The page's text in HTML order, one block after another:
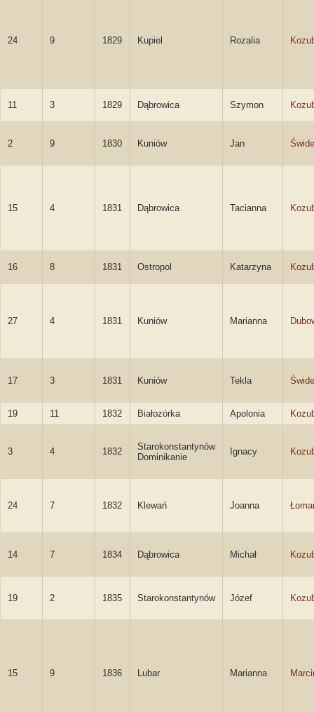
24 9 1829 Kupiel Rozalia
11 3 1829 Dąbrowica Szymon
2 9 1830 Kuniów Jan
15 4 1831 Dąbrowica Tacianna
16 8 1831 Ostropol Katarzyna
27 4 1831 Kuniów Marianna
17 3 1831 Kuniów Tekla
19 11 1832 Białozórka Apolonia
3 4 1832
Starokonstantynów
Dominikanie
Ignacy
24 7 1832 Klewań Joanna
14 7 1834 Dąbrowica Michał
19 2 1835 Starokonstantynów Józef
15 9 1836 Lubar Marianna